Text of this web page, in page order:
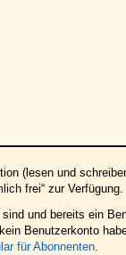
(lesen und
frei“ zur Verfügung.
und bereits ein
Benutzerkonto
für Abonnenten.